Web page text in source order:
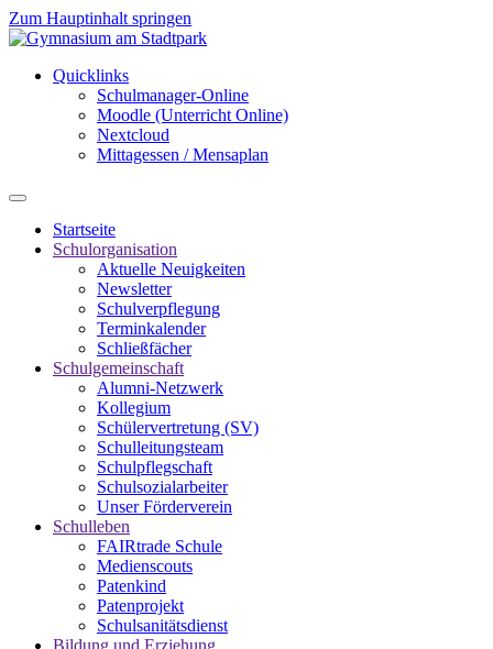
Zum Hauptinhalt springen
Quicklinks
Schulmanager-Online
Moodle (Unterricht Online)
Nextcloud
Mittagessen / Mensaplan
Startseite
Schulorganisation
Aktuelle Neuigkeiten
Newsletter
Schulverpflegung
Terminkalender
Schließfächer
Schulgemeinschaft
Alumni-Netzwerk
Kollegium
Schülervertretung (SV)
Schulleitungsteam
Schulpflegschaft
Schulsozialarbeiter
Unser Förderverein
Schulleben
FAIRtrade Schule
Medienscouts
Patenkind
Patenprojekt
Schulsanitätsdienst
Bildung und Erziehung